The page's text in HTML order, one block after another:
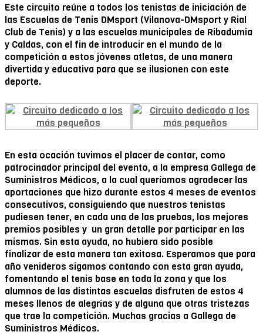
Este circuito reúne a todos los tenistas de iniciación de
las Escuelas de Tenis DMsport (Vilanova-DMsport y Rial
Club de Tenis) y a las escuelas municipales de Ribadumia
y Caldas, con el fin de introducir en el mundo de la
competición a estos jóvenes atletas, de una manera
divertida y educativa para que se ilusionen con este
deporte.
En esta ocación tuvimos el placer de contar, como
patrocinador principal del evento, a la empresa Gallega de
Suministros Médicos, a la cual queríamos agradecer las
aportaciones que hizo durante estos 4 meses de eventos
consecutivos, consiguiendo que nuestros tenistas
pudiesen tener, en cada una de las pruebas, los mejores
premios posibles y un gran detalle por participar en las
mismas. Sin esta ayuda, no hubiera sido posible
finalizar de esta manera tan exitosa. Esperamos que para
año venideros sigamos contando con esta gran ayuda,
fomentando el tenis base en toda la zona y que los
alumnos de las distintas escuelas disfruten de estos 4
meses llenos de alegrías y de alguna que otras tristezas
que trae la competición. Muchas gracias a Gallega de
Suministros Médicos.